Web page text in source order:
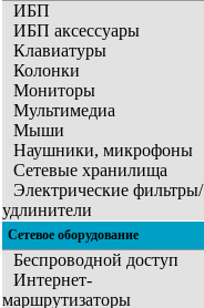
ИБП
ИБП аксессуары
Клавиатуры
Колонки
Мониторы
Мультимедиа
Мыши
Наушники, микрофоны
Сетевые хранилища
Электрические фильтры/
удлинители
Сетевое оборудование
Беспроводной доступ
Интернет-
маршрутизаторы